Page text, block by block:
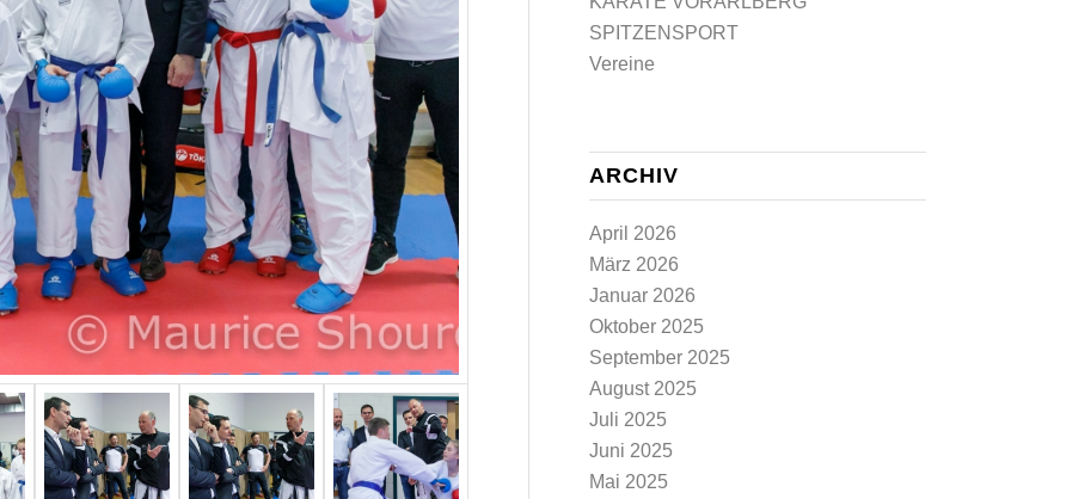
SPITZENSPORT
Vereine
ARCHIV
April 2026
März 2026
Januar 2026
Oktober 2025
September 2025
August 2025
Juli 2025
Juni 2025
Mai 2025